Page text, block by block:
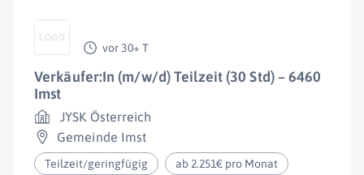
vor 30+ T
Verkäufer:In (m/w/d) Teilzeit (30 Std) – 6460
Imst
JYSK Österreich
Gemeinde Imst
Teilzeit/geringfügig ab 2.251€ pro Monat